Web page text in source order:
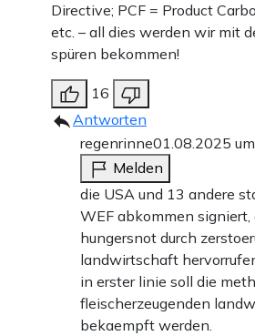
Directive; PCF = Product
etc. – all dies werden wir mit
spüren bekommen!
16
Antworten
regenrinne01.08.2025
Melden
die USA und 13 andere
WEF abkommen signiert,
hungersnot durch
landwirtschaft
in erster linie soll die
fleischerzeugenden
bekaempft werden.